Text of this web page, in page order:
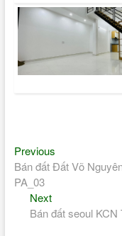
Điều
hướng
bài
viết
PreviousPrevious
post:
Bán đất Đất Võ
PA_03
NextNext
post:
Bán đất seoul